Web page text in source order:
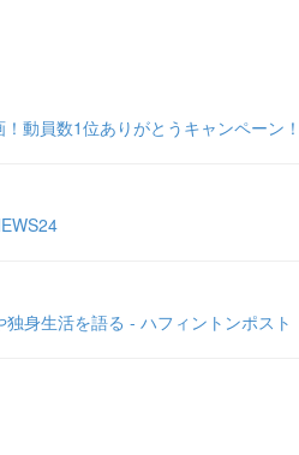
動員数1位ありがとうキャンペーン
身生活を語る - ハフィントンポスト